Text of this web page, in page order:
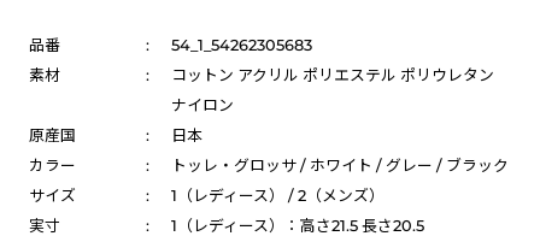
品番 :
54_1_54262305683
素材
:
コットン アクリル ポリエステル ポリウレタン
ナイロン
原産国
:
日本
カラー
:
トッレ・グロッサ / ホワイト / グレー / ブラック
サイズ
:
1（レディース） / 2（メンズ）
実寸
:
1（レディース）：高さ21.5 長さ20.5